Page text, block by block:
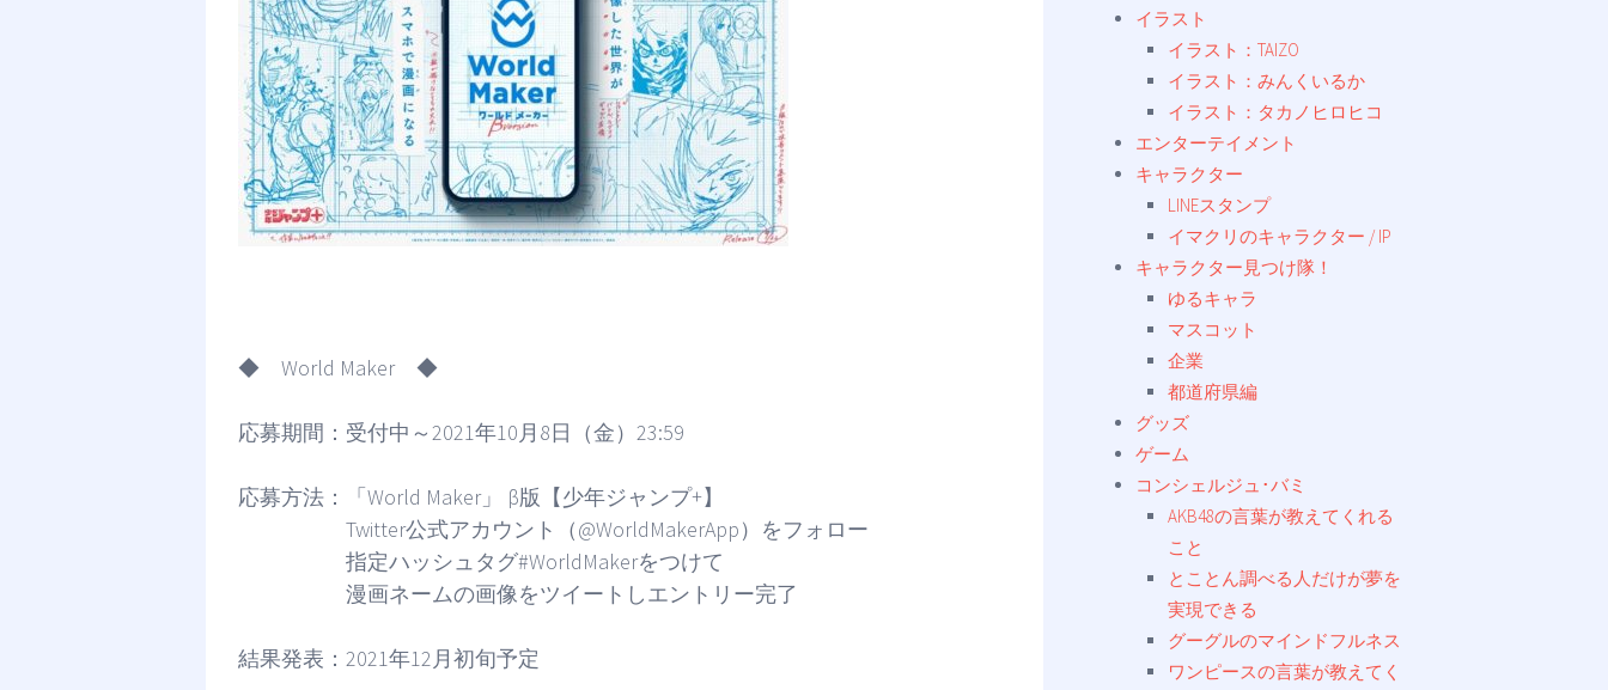
◆ World Maker ◆
応募期間：受付中～2021年10月8日（金）23:59
応募方法：「World Maker」 β版【少年ジャンプ+】
Twitter公式アカウント（@WorldMakerApp）をフォロー
指定ハッシュタグ#WorldMakerをつけて
漫画ネームの画像をツイートしエントリー完了
結果発表：2021年12月初旬予定
イラスト
イラスト：TAIZO
イラスト：みんくいるか
イラスト：タカノヒロヒコ
エンターテイメント
キャラクター
LINEスタンプ
イマクリのキャラクター / IP
キャラクター見つけ隊！
ゆるキャラ
マスコット
企業
都道府県編
グッズ
ゲーム
コンシェルジュ･バミ
AKB48の言葉が教えてくれる
こと
とことん調べる人だけが夢を
実現できる
グーグルのマインドフルネス
ワンピースの言葉が教えてく